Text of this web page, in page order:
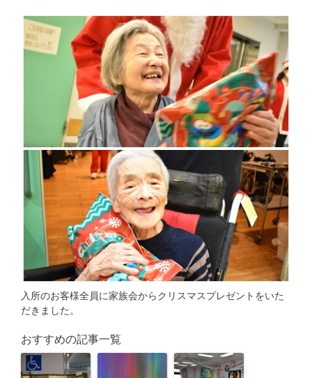
入所のお客様全員に家族会からクリスマスプレゼントをいた
だきました。
おすすめの記事一覧